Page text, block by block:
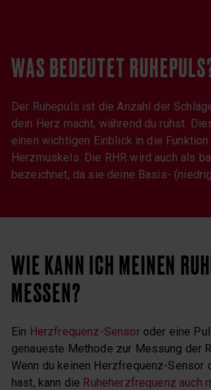
WAS BEDEUTET
Der Ruhepuls ist die Anzahl der
dein Herz macht, während du ruhst.
einen wichtigen Einblick in die
Herzmuskels. Die RHR wird auch als
bezeichnet, da sie deine Basis-
WIE KANN ICH MEINEN
MESSEN?
Ein Herzfrequenz-Sensor oder eine
genaueste Methode zur Messung der
Wenn du keinen Herzfrequenz-Sensor
hast, kann die Ruheherzfrequenz auch